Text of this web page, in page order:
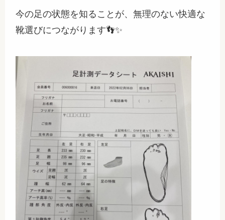
今の足の状態を知ることが、無理のない快適な
靴選びにつながります👣✨